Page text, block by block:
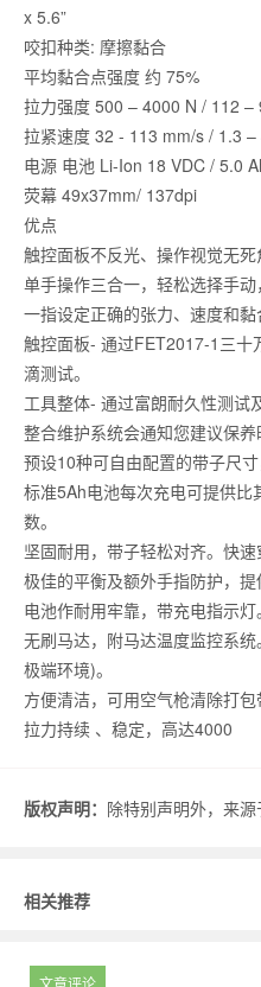
x 5.6”
咬扣种类: 摩擦黏合
平均黏合点强度 约 75%
拉力强度 500 – 4000 N / 112 –
拉紧速度 32 - 113 mm/s / 1.3
电源 电池 Li-Ion 18 VDC / 5.0
荧幕 49x37mm/ 137dpi
优点
触控面板不反光、操作视觉无死
单手操作三合一，轻松选择手动
一指设定正确的张力、速度和黏
触控面板- 通过FET2017-1三
滴测试。
工具整体- 通过富朗耐久性测试
整合维护系统会通知您建议保养
预设10种可自由配置的带子尺寸
标准5Ah电池每次充电可提供
数。
坚固耐用，带子轻松对齐。快速
极佳的平衡及额外手指防护，提
电池作耐用牢靠，带充电指示灯。
无刷马达，附马达温度监控系
极端环境)。
方便清洁，可用空气枪清除打包
拉力持续 、稳定，高达4000
版权声明： 除特别声明外，来
相关推荐
文章评论